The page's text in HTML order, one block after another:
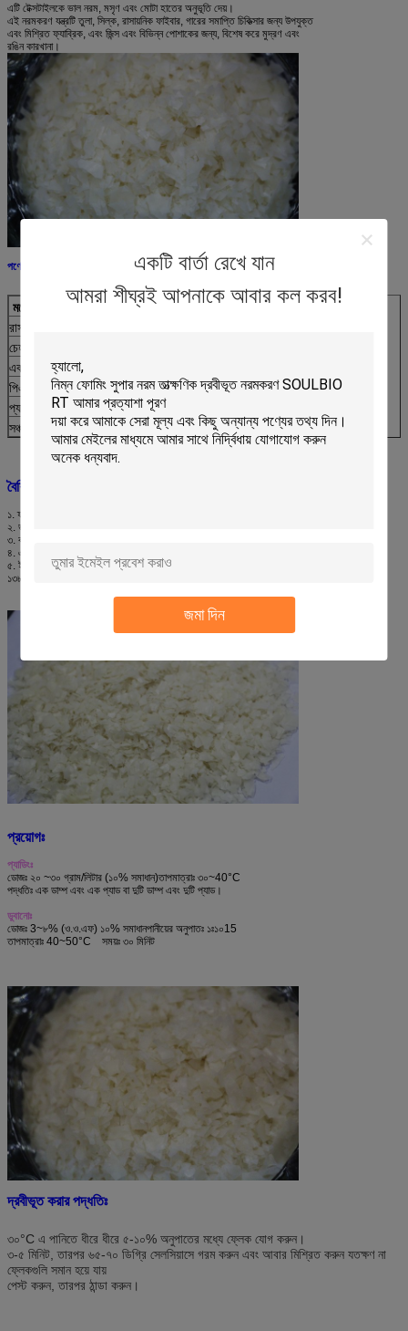
একটি বার্তা রেখে যান
আমরা শীঘ্রই আপনাকে আবার কল করব!
জমা দিন
এটি টেক্সটাইলকে ভাল নরম, মসৃণ এবং মোটা হাতের অনুভূতি দেয়।
এই নরমকরণ যন্ত্রটি তুলা, সিল্ক, রাসায়নিক ফাইবার, গারের সমাপ্তি চিকিত্সার জন্য উপযুক্ত
এবং মিশ্রিত ফ্যাব্রিক, এবং জিন্স এবং বিভিন্ন পোশাকের জন্য, বিশেষ করে মুদ্রণ এবং
রঙিন কারখানা।
পণ্যের মৌলিক তথ্যঃ
মডেল নাম
এএফ-২
রাসায়নিক গঠন
চেহারা
একাকীত্ব
পিএইচ মান
৩-৫ (৫-১০% সমাধান)
প্যাকিং
২৫ কেজি প্লাস্টিকের বোনা ব্যাগ
সঞ্চয়কাল
শীতল, শুকনো এবং ছায়াময় গুদামে 12 মাস সংরক্ষণ করুন।
বৈশিষ্ট্যঃ
১. ফ্যাব্রিককে খুব নরম, মৃদু এবং সম্পূর্ণ হ্যান্ডেল দিয়ে তৈরি করুন।
২. ভাল লবণ এবং ক্ষার প্রতিরোধের।
৩. কম ফোম।
৪. এ.ই.এ. মুক্ত।
৫. ইওকো-টেক্স স্ট্যান্ডার্ড ১০০ (২০১১ সংস্করণ) পূরণ করুন, যা ইইউ "রিচ" এর সাথেও সামঞ্জস্যপূর্ণ
১৩৮ "সর্বাধিক উদ্বেগজনক পদার্থ" (এসভিএইচসি) প্রয়োজনীয়তা দ্বারা প্রণীত নিয়মাবলী।
প্রয়োগঃ
প্যাডিংঃ
ডোজঃ ২০ ~৩০ গ্রাম/লিটার (১০% সমাধান)তাপমাত্রাঃ ৩০~40°C
পদ্ধতিঃ এক ডাম্প এবং এক প্যাড বা দুটি ডাম্প এবং দুটি প্যাড।
ডুবানোঃ
ডোজঃ 3~৮% (ও.ও.এফ) ১০% সমাধানপানীয়ের অনুপাতঃ ১ঃ১০15
তাপমাত্রাঃ 40~50°C সময়ঃ ৩০ মিনিট
দ্রবীভূত করার পদ্ধতিঃ
৩০°C এ পানিতে ধীরে ধীরে ৫-১০% অনুপাতের মধ্যে ফ্লেক যোগ করুন।
৩-৫ মিনিট, তারপর ৬৫-৭০ ডিগ্রি সেলসিয়াসে গরম করুন এবং আবার মিশ্রিত করুন যতক্ষণ না
ফ্লেকগুলি সমান হয়ে যায়
পেস্ট করুন, তারপর ঠান্ডা করুন।